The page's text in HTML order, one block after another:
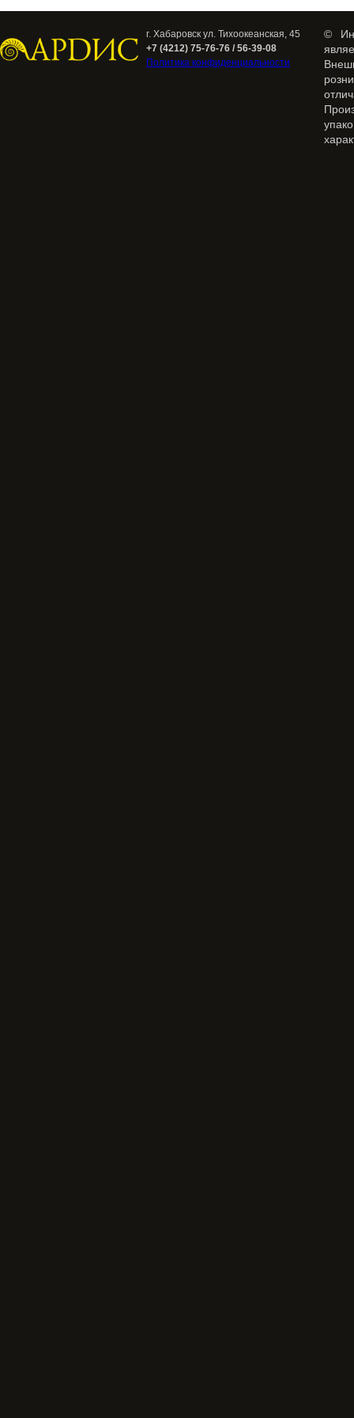
г. Хабаровск ул. Тихоокеанская, 45
+7 (4212) 75-76-76 / 56-39-08
Политика конфиденциальности
©